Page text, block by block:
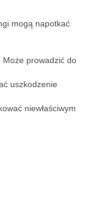
mogą napotkać
Może prowadzić do
uszkodzenie
niewłaściwym